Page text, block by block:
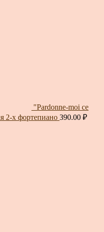
"Pardonne-moi ce
2-х фортепиано 390.00 ₽